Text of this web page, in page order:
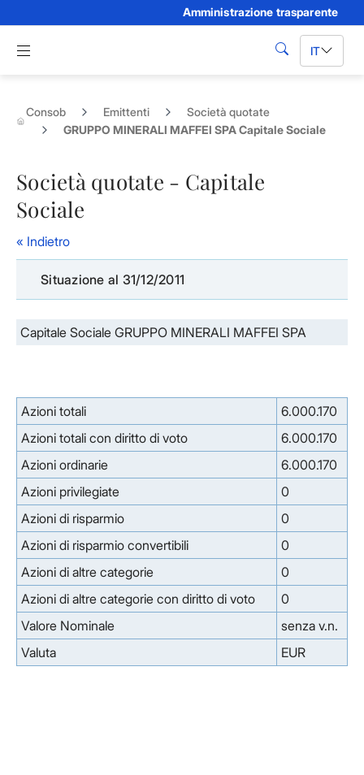
Amministrazione trasparente
Apri menu di navigazione
cerca IT
Consob Emittenti
Società quotate
GRUPPO MINERALI MAFFEI SPA Capitale Sociale
Società quotate - Capitale
Sociale
« Indietro
Situazione al 31/12/2011
Capitale Sociale GRUPPO MINERALI MAFFEI SPA
Azioni totali
6.000.170
Azioni totali con diritto di voto
6.000.170
Azioni ordinarie
6.000.170
Azioni privilegiate
0
Azioni di risparmio
0
Azioni di risparmio convertibili
0
Azioni di altre categorie
0
Azioni di altre categorie con diritto di voto
0
Valore Nominale
senza v.n.
Valuta
EUR